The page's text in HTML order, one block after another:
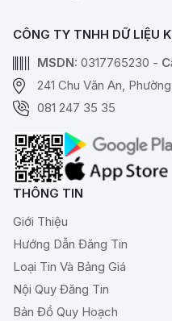
CÔNG TY TNHH DỮ LIỆU
MSDN: 0317765230 -
241 Chu Văn An,
081 247 35 35
THÔNG TIN
Giới Thiệu
Hướng Dẫn Đăng Tin
Loại Tin Và Bảng Giá
Nội Quy Đăng Tin
Bản Đồ Quy Hoạch